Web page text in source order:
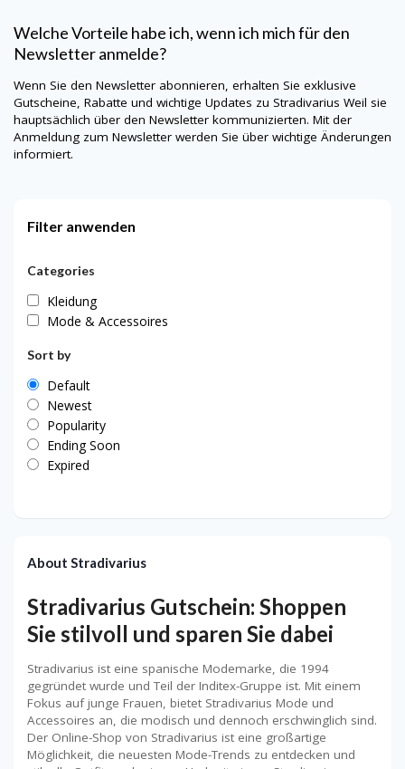
Welche Vorteile habe ich, wenn ich mich für den
Newsletter anmelde?
Wenn Sie den Newsletter abonnieren, erhalten Sie exklusive
Gutscheine, Rabatte und wichtige Updates zu Stradivarius Weil sie
hauptsächlich über den Newsletter kommunizierten. Mit der
Anmeldung zum Newsletter werden Sie über wichtige Änderungen
informiert.
Filter anwenden
Categories
Kleidung
Mode & Accessoires
Sort by
Default
Newest
Popularity
Ending Soon
Expired
About Stradivarius
Stradivarius Gutschein: Shoppen
Sie stilvoll und sparen Sie dabei
Stradivarius ist eine spanische Modemarke, die 1994
gegründet wurde und Teil der Inditex-Gruppe ist. Mit einem
Fokus auf junge Frauen, bietet Stradivarius Mode und
Accessoires an, die modisch und dennoch erschwinglich sind.
Der Online-Shop von Stradivarius ist eine großartige
Möglichkeit, die neuesten Mode-Trends zu entdecken und